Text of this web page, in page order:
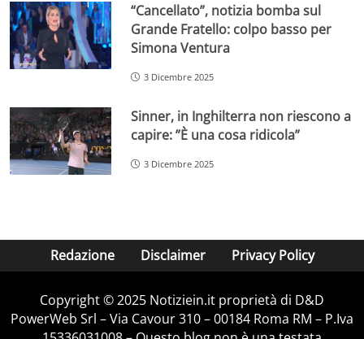
“Cancellato”, notizia bomba sul
Grande Fratello: colpo basso per
Simona Ventura
3 Dicembre 2025
Sinner, in Inghilterra non riescono a
capire: ”È una cosa ridicola”
3 Dicembre 2025
Redazione Disclaimer Privacy Policy
Copyright © 2025 Notiziein.it proprietà di D&D
PowerWeb Srl – Via Cavour 310 – 00184 Roma RM – P.Iva